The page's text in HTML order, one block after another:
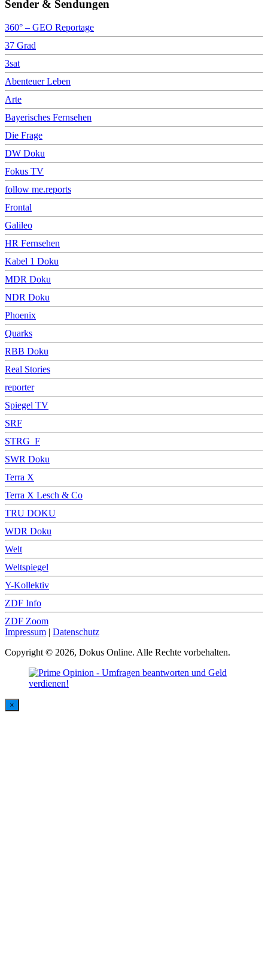
Sender & Sendungen
360° – GEO Reportage
37 Grad
3sat
Abenteuer Leben
Arte
Bayerisches Fernsehen
Die Frage
DW Doku
Fokus TV
follow me.reports
Frontal
Galileo
HR Fernsehen
Kabel 1 Doku
MDR Doku
NDR Doku
Phoenix
Quarks
RBB Doku
Real Stories
reporter
Spiegel TV
SRF
STRG_F
SWR Doku
Terra X
Terra X Lesch & Co
TRU DOKU
WDR Doku
Welt
Weltspiegel
Y-Kollektiv
ZDF Info
ZDF Zoom
Impressum | Datenschutz
Copyright © 2026, Dokus Online. Alle Rechte vorbehalten.
×